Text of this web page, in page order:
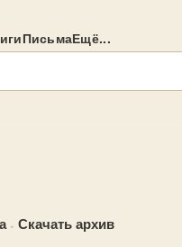
ПисьмаЕщё...
· Скачать архив